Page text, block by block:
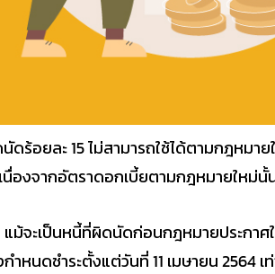
อยละ 15 ไม่สามารถใช้ได้ตามกฎหมาย
งจากอัตราดอกเบี้ยตามกฎหมายใหม่
จะเป็นหนี้ที่ผิดนัดก่อนกฎหมายประกาศ
นดชำระตั้งแต่วันที่ 11 เมษายน 2564